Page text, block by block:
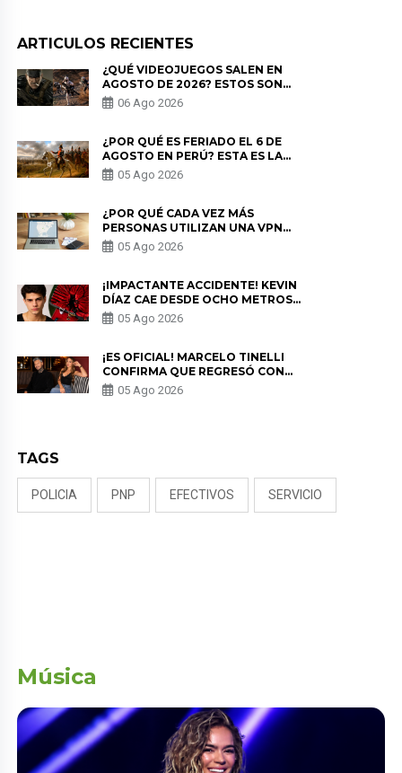
ARTICULOS RECIENTES
¿QUÉ VIDEOJUEGOS SALEN EN
AGOSTO DE 2026? ESTOS SON
LOS ESTRENOS MÁS ESPERADOS
06 Ago 2026
¿POR QUÉ ES FERIADO EL 6 DE
AGOSTO EN PERÚ? ESTA ES LA
HISTORIA
05 Ago 2026
¿POR QUÉ CADA VEZ MÁS
PERSONAS UTILIZAN UNA VPN
PARA PROTEGER SU
PRIVACIDAD?
05 Ago 2026
¡IMPACTANTE ACCIDENTE! KEVIN
DÍAZ CAE DESDE OCHO METROS
EN “ESTO ES GUERRA” Y GENERA
PREOCUPACIÓN
05 Ago 2026
¡ES OFICIAL! MARCELO TINELLI
CONFIRMA QUE REGRESÓ CON
MILETT FIGUEROA: “EL AMOR
PUDO MÁS”
05 Ago 2026
TAGS
POLICIA PNP EFECTIVOS SERVICIO
Música